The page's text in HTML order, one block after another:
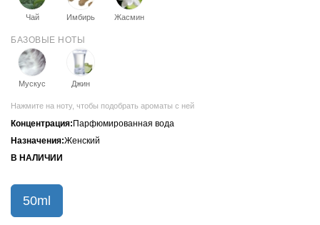
Чай Имбирь Жасмин
БАЗОВЫЕ НОТЫ
Мускус Джин
Нажмите на ноту, чтобы подобрать ароматы с ней
Концентрация: Парфюмированная вода
Назначения:Женский
В НАЛИЧИИ
50ml